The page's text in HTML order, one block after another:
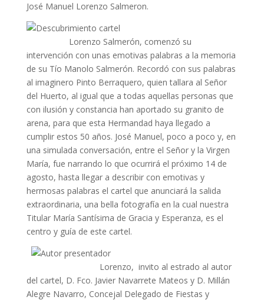
José Manuel Lorenzo Salmeron.
Lorenzo Salmerón, comenzó su
intervención con unas emotivas palabras a la memoria
de su Tío Manolo Salmerón. Recordó con sus palabras
al imaginero Pinto Berraquero, quien tallara al Señor
del Huerto, al igual que a todas aquellas personas que
con ilusión y constancia han aportado su granito de
arena, para que esta Hermandad haya llegado a
cumplir estos 50 años. José Manuel, poco a poco y, en
una simulada conversación, entre el Señor y la Virgen
María, fue narrando lo que ocurrirá el próximo 14 de
agosto, hasta llegar a describir con emotivas y
hermosas palabras el cartel que anunciará la salida
extraordinaria, una bella fotografía en la cual nuestra
Titular María Santísima de Gracia y Esperanza, es el
centro y guía de este cartel.
Lorenzo, invito al estrado al autor
del cartel, D. Fco. Javier Navarrete Mateos y D. Millán
Alegre Navarro, Concejal Delegado de Fiestas y